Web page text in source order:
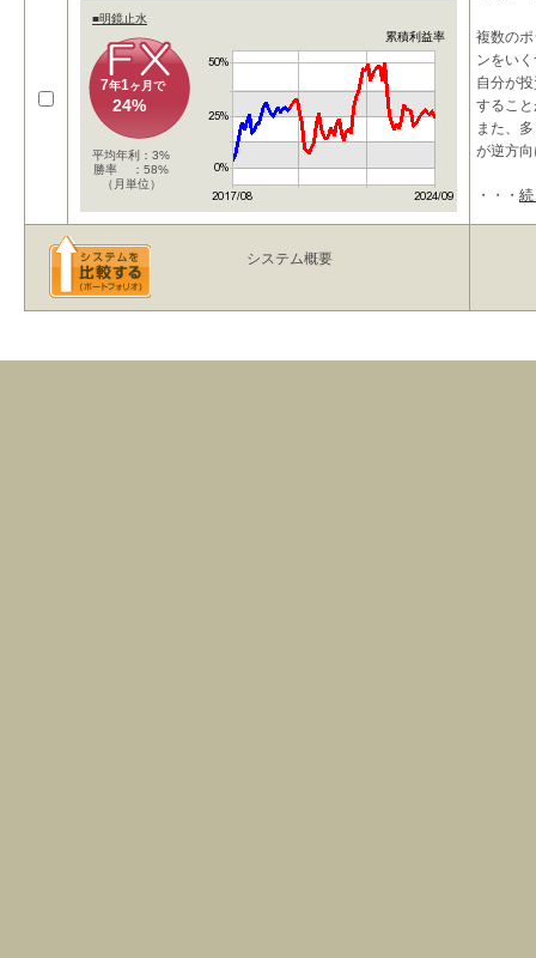
■明鏡止水
累積利益率
7年1ヶ月で
24%
平均年利：3%
勝率 ：58%
（月単位）
複数の
ンをい
自分が
するこ
また、
が逆方
・・・
システム概要